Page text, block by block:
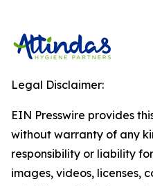
Legal Disclaimer:
EIN Presswire provides
without warranty of any
responsibility or liability
images, videos, licenses,